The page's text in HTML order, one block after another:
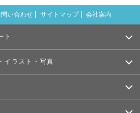
問い合わせ サイトマップ 会社案内
ト
イラスト・写真